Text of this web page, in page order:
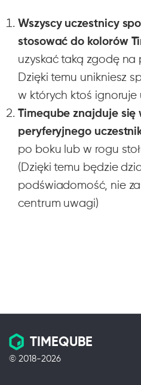
Wszyscy uczestnicy
stosować do kolorów
uzyskać taką zgodę
Dzięki temu unikniesz
w których ktoś ignoruje
Timeqube znajduje się
peryferyjnego
po boku lub w rogu
(Dzięki temu będzie
podświadomość, nie
centrum uwagi)
TIMEQUBE
© 2018-2026